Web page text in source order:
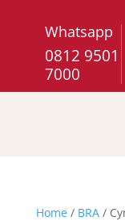
Whatsapp
0812 9501
7000
Home/ BRA/